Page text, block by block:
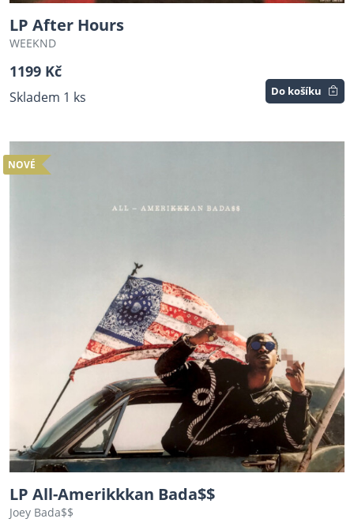
LP After Hours
WEEKND
1199 Kč
Skladem 1 ks Do košíku
NOVÉ
LP All-Amerikkkan Bada$$
Joey Bada$$